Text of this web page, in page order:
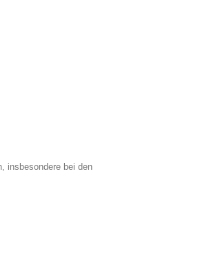
insbesondere bei den